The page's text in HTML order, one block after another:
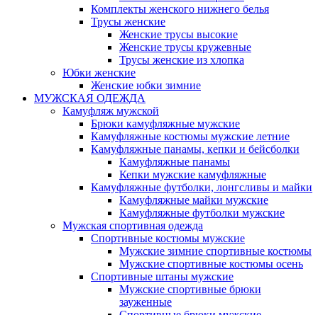
Комплекты женского нижнего белья
Трусы женские
Женские трусы высокие
Женские трусы кружевные
Трусы женские из хлопка
Юбки женские
Женские юбки зимние
МУЖСКАЯ ОДЕЖДА
Камуфляж мужской
Брюки камуфляжные мужские
Камуфляжные костюмы мужские летние
Камуфляжные панамы, кепки и бейсболки
Камуфляжные панамы
Кепки мужские камуфляжные
Камуфляжные футболки, лонгсливы и майки
Камуфляжные майки мужские
Камуфляжные футболки мужские
Мужская спортивная одежда
Спортивные костюмы мужские
Мужские зимние спортивные костюмы
Мужские спортивные костюмы осень
Спортивные штаны мужские
Мужские спортивные брюки
зауженные